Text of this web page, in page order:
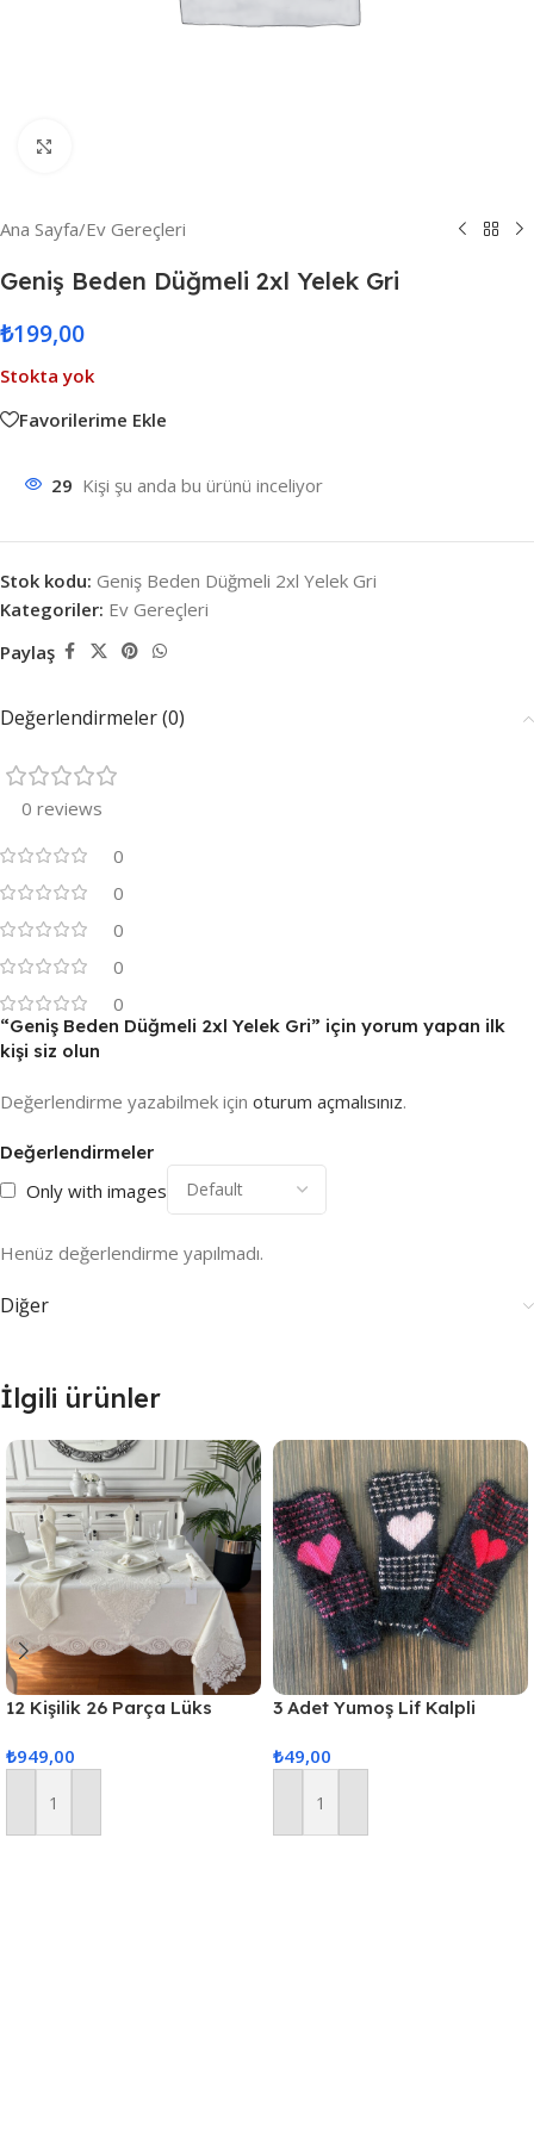
Ana Sayfa/Ev Gereçleri
Geniş Beden Düğmeli 2xl Yelek Gri
₺199,00
Stokta yok
Favorilerime Ekle
29 Kişi şu anda bu ürünü inceliyor
Stok kodu: Geniş Beden Düğmeli 2xl Yelek Gri
Kategoriler: Ev Gereçleri
Paylaş
Değerlendirmeler (0)
0 reviews
0
0
0
0
0
Değerlendirmeler
Only with images
Henüz değerlendirme yapılmadı.
“Geniş Beden Düğmeli 2xl Yelek Gri” için yorum yapan ilk
kişi siz olun
Değerlendirme yazabilmek için oturum açmalısınız.
Diğer
İlgili ürünler
12 Kişilik 26 Parça Lüks
Masa Örtüsü Seti
₺949,00
Sepete Ekle
3 Adet Yumoş Lif Kalpli
₺49,00
Sepete Ekle